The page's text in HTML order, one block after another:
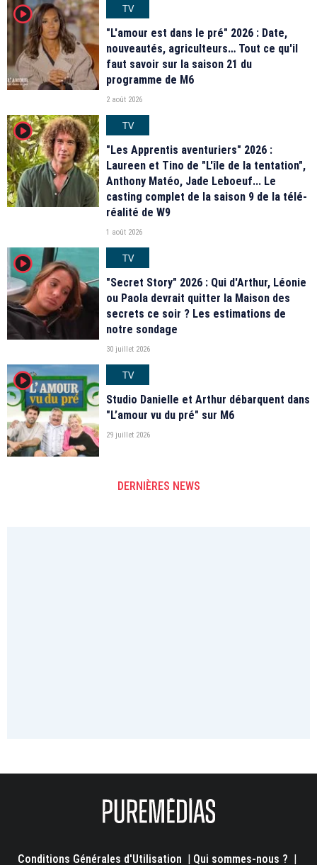
player2
TV
"L'amour est dans le pré" 2026 : Date,
nouveautés, agriculteurs… Tout ce qu'il
faut savoir sur la saison 21 du
programme de M6
2 août 2026
player2
TV
"Les Apprentis aventuriers" 2026 :
Laureen et Tino de "L'île de la tentation",
Anthony Matéo, Jade Leboeuf... Le
casting complet de la saison 9 de la télé-
réalité de W9
1 août 2026
player2
TV
"Secret Story" 2026 : Qui d'Arthur, Léonie
ou Paola devrait quitter la Maison des
secrets ce soir ? Les estimations de
notre sondage
30 juillet 2026
player2
TV
Studio Danielle et Arthur débarquent dans
"L’amour vu du pré" sur M6
29 juillet 2026
DERNIÈRES NEWS
Conditions Générales d'Utilisation | Qui sommes-nous ? |